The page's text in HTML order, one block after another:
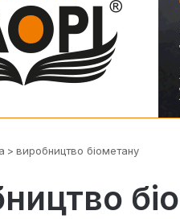
> виробництво біометану